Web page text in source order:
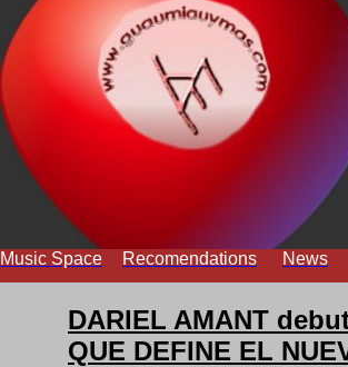
Music Space Recomendations News
DARIEL AMANT
QUE DEFINE EL